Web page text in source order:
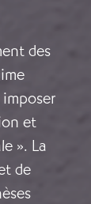
des
et
». La
de